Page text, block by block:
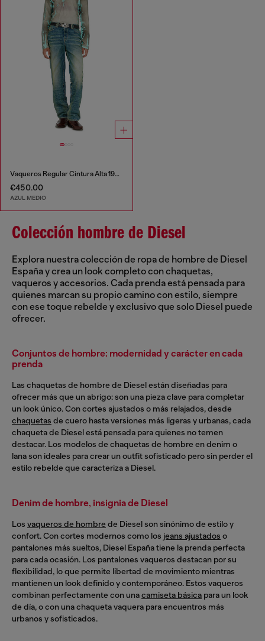
Vaqueros Regular Cintura Alta 1991 D-Voeed
€450.00
AZUL MEDIO
Colección hombre de Diesel
Explora nuestra colección de ropa de hombre de Diesel
España y crea un look completo con chaquetas,
vaqueros y accesorios. Cada prenda está pensada para
quienes marcan su propio camino con estilo, siempre
con ese toque rebelde y exclusivo que solo Diesel puede
ofrecer.
Conjuntos de hombre: modernidad y carácter en cada
prenda
Las chaquetas de hombre de Diesel están diseñadas para
ofrecer más que un abrigo: son una pieza clave para completar
un look único. Con cortes ajustados o más relajados, desde
chaquetas de cuero hasta versiones más ligeras y urbanas, cada
chaqueta de Diesel está pensada para quienes no temen
destacar. Los modelos de chaquetas de hombre en denim o
lana son ideales para crear un outfit sofisticado pero sin perder el
estilo rebelde que caracteriza a Diesel.
Denim de hombre, insignia de Diesel
Los vaqueros de hombre de Diesel son sinónimo de estilo y
confort. Con cortes modernos como los jeans ajustados o
pantalones más sueltos, Diesel España tiene la prenda perfecta
para cada ocasión. Los pantalones vaqueros destacan por su
flexibilidad, lo que permite libertad de movimiento mientras
mantienen un look definido y contemporáneo. Estos vaqueros
combinan perfectamente con unacamiseta básica para un look
de día, o con una chaqueta vaquera para encuentros más
urbanos y sofisticados.